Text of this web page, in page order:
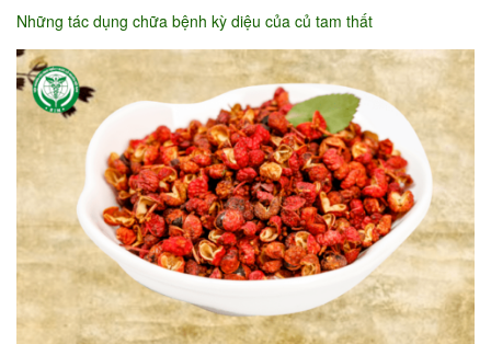
Những tác dụng chữa bệnh kỳ diệu của củ tam thất